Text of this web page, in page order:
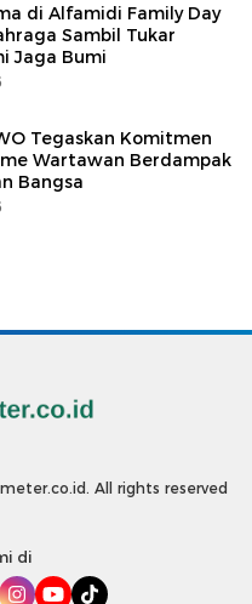
di Alfamidi Family Day
Sambil Tukar
Jaga Bumi
Tegaskan Komitmen
Wartawan Berdampak
Bangsa
All rights reserved
di